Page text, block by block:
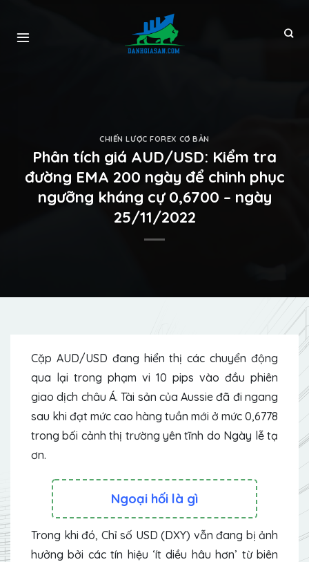
CHIẾN LƯỢC FOREX CƠ BẢN
Phân tích giá AUD/USD: Kiểm tra
đường EMA 200 ngày để chinh phục
ngưỡng kháng cự 0,6700 – ngày
25/11/2022
Cặp AUD/USD đang hiển thị các chuyển động
qua lại trong phạm vi 10 pips vào đầu phiên
giao dịch châu Á. Tài sản của Aussie đã đi ngang
sau khi đạt mức cao hàng tuần mới ở mức 0,6778
trong bối cảnh thị trường yên tĩnh do Ngày lễ tạ
ơn.
Ngoại hối là gì
Trong khi đó, Chỉ số USD (DXY) vẫn đang bị ảnh
hưởng bởi các tín hiệu ‘ít diều hâu hơn’ từ biên